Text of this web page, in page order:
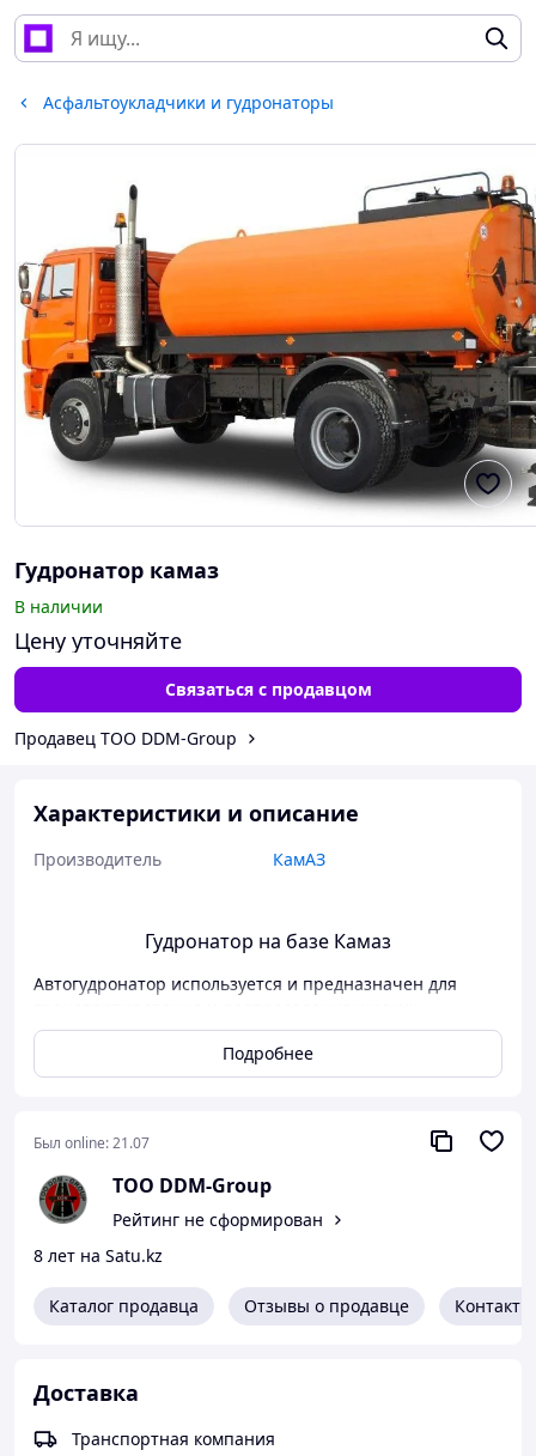
Асфальтоукладчики и гудронаторы
Гудронатор камаз
В наличии
Цену уточняйте
Связаться с продавцом
Продавец ТОО DDM-Group
Характеристики и описание
Производитель КамАЗ
Гудронатор на базе Камаз
Автогудронатор используется и предназначен для
битумных материалов в горячем (до +200°С) и холодном
состоянии при строительстве и ремонте
автомобильных дорог, при строительстве аэродромов,
распределения на поверхности дорожного покрытия
битумных вяжущих материалов как горячих (битум,
деготь), так и холодных (эмульсии, разжиженные
битумы и дегти, мазут) ровным слоем в определенных
количествах.
Подробнее
Был online:21.07
ТОО DDM-Group
Рейтинг не сформирован
8 лет на Satu.kz
Каталог продавца Отзывы о продавце Контакты
Доставка
Транспортная компания